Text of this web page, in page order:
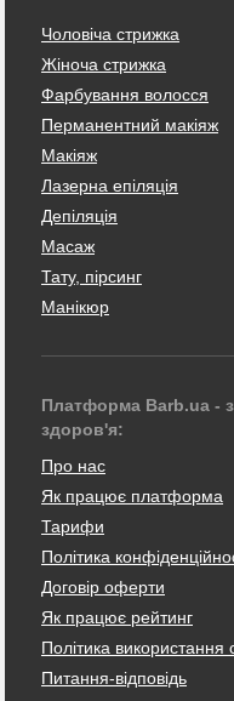
Чоловіча стрижка
Жіноча стрижка
Фарбування волосся
Перманентний макіяж
Макіяж
Лазерна епіляція
Депіляція
Масаж
Тату, пірсинг
Манікюр
Платформа Barb.ua -
здоров'я:
Про нас
Як працює платформа
Тарифи
Політика
Договір оферти
Як працює рейтинг
Політика використання
Питання-відповідь